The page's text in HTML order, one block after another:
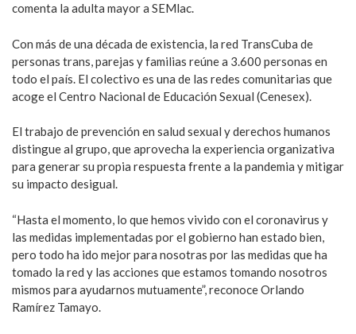
comenta la adulta mayor a SEMlac.
Con más de una década de existencia, la red TransCuba de
personas trans, parejas y familias reúne a 3.600 personas en
todo el país. El colectivo es una de las redes comunitarias que
acoge el Centro Nacional de Educación Sexual (Cenesex).
El trabajo de prevención en salud sexual y derechos humanos
distingue al grupo, que aprovecha la experiencia organizativa
para generar su propia respuesta frente a la pandemia y mitigar
su impacto desigual.
“Hasta el momento, lo que hemos vivido con el coronavirus y
las medidas implementadas por el gobierno han estado bien,
pero todo ha ido mejor para nosotras por las medidas que ha
tomado la red y las acciones que estamos tomando nosotros
mismos para ayudarnos mutuamente”, reconoce Orlando
Ramírez Tamayo.